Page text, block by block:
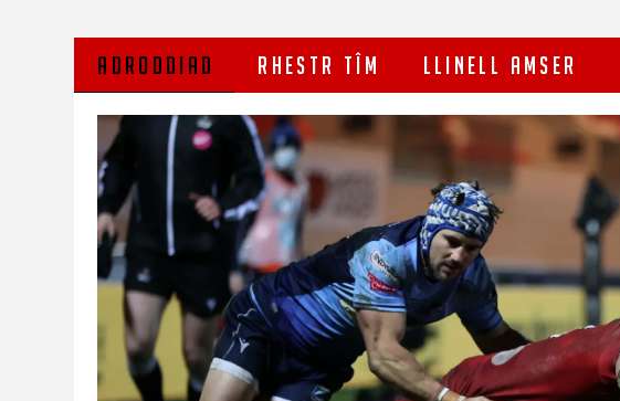
ADRODDIAD RHESTR TÎM LLINELL AMSER